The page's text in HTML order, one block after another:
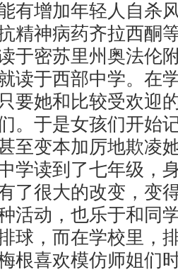
有增加年轻人自杀
精神病药齐拉西酮
密苏里州奥法伦
读于西部中学。在
要她和比较受欢迎
。于是女孩们开始
至变本加厉地欺凌
读到了七年级，
了很大的改变，变
活动，也乐于和同
球，而在学校里，
根喜欢模仿师姐们